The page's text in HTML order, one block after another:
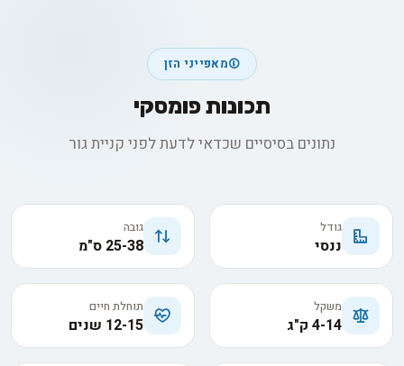
מאפייני הזן
תכונות פומסקי
נתונים בסיסיים שכדאי לדעת לפני קניית גור
גודל
ננסי
גובה
25-38 ס"מ
משקל
4-14 ק"ג
תוחלת חיים
12-15 שנים